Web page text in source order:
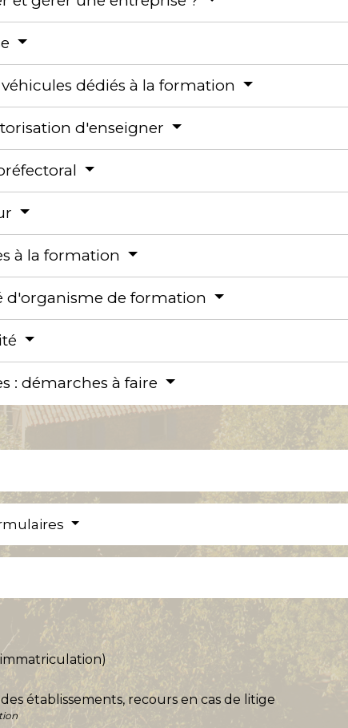
dédiés à la formation
d'enseigner
à la formation
d'organisme de formation
: démarches à faire
établissements, recours en cas de litige